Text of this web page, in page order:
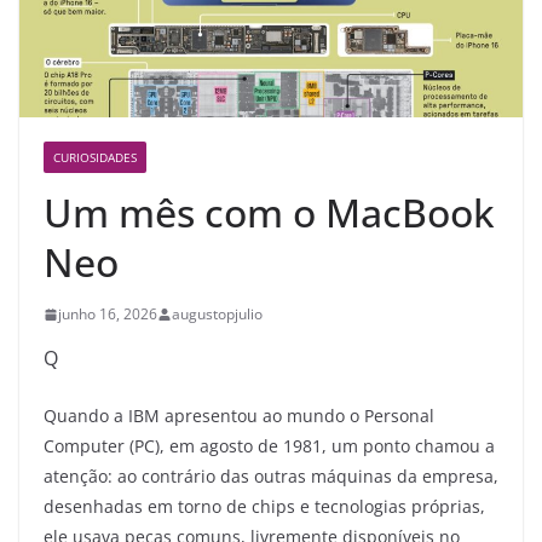
CURIOSIDADES
Um mês com o MacBook
Neo
junho 16, 2026 augustopjulio
Q
Quando a IBM apresentou ao mundo o Personal
Computer (PC), em agosto de 1981, um ponto chamou a
atenção: ao contrário das outras máquinas da empresa,
desenhadas em torno de chips e tecnologias próprias,
ele usava peças comuns, livremente disponíveis no